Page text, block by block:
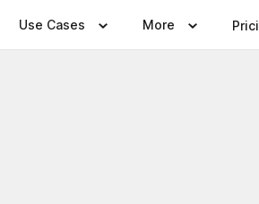
Use Cases More